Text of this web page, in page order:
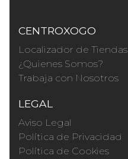
CENTROXOGO
Localizador de Tiendas
¿Quienes Somos?
Trabaja con Nosotros
LEGAL
Aviso Legal
Política de Privacidad
Política de Cookies